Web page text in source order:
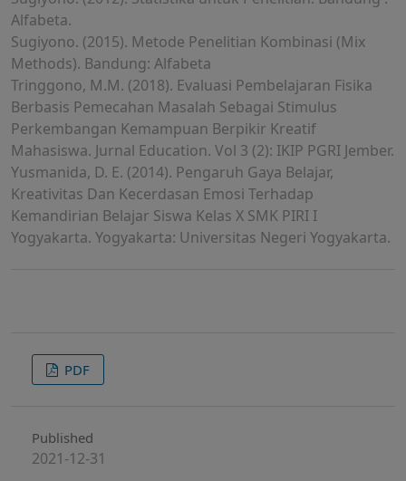
Alfabeta.
Sugiyono. (2015). Metode Penelitian Kombinasi (Mix
Methods). Bandung: Alfabeta
Tringgono, M.M. (2018). Evaluasi Pembelajaran Fisika
Berbasis Pemecahan Masalah Sebagai Stimulus
Perkembangan Kemampuan Berpikir Kreatif
Mahasiswa. Jurnal Education. Vol 3 (2): IKIP PGRI Jember.
Yusmanida, D. E. (2014). Pengaruh Gaya Belajar,
Kreativitas Dan Kecerdasan Emosi Terhadap
Kemandirian Belajar Siswa Kelas X SMK PIRI I
Yogyakarta. Yogyakarta: Universitas Negeri Yogyakarta.
PDF
Published
2021-12-31